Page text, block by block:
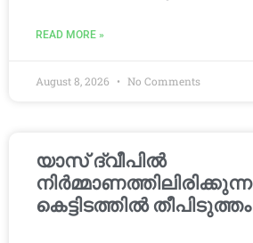
READ MORE »
August 8, 2026 No Comments
യാസ് ദ്വീപിൽ
നിർമ്മാണത്തിലിരിക്കുന്ന
കെട്ടിടത്തിൽ തീപിടുത്തം